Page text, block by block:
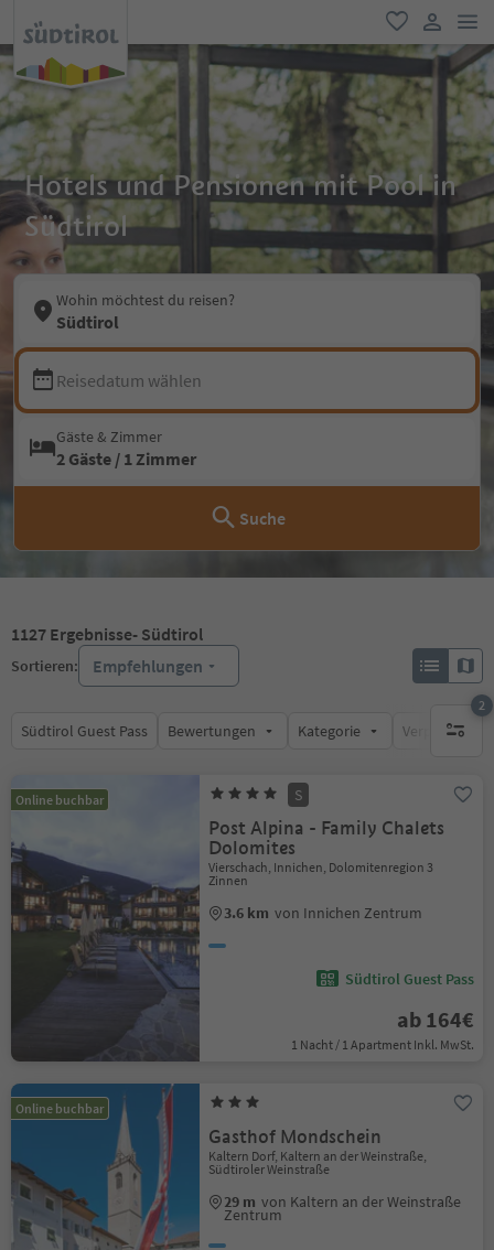
favorit
user link
Hotels und Pensionen mit Pool in
Südtirol
Wohin möchtest du reisen?
Südtirol
Reisedatum wählen
Gäste & Zimmer
2 Gäste / 1 Zimmer
Suche
1127 Ergebnisse- Südtirol
Sortieren: Empfehlungen
Südtirol Guest Pass Bewertungen Kategorie
2
aktive
Online buchbar S
Post Alpina - Family Chalets
Dolomites
Vierschach, Innichen, Dolomitenregion 3
Zinnen
3.6 km von Innichen Zentrum
Südtirol Guest Pass
ab 164€
1 Nacht / 1 Apartment Inkl. MwSt.
Online buchbar
Gasthof Mondschein
Kaltern Dorf, Kaltern an der Weinstraße,
Südtiroler Weinstraße
29 m von Kaltern an der Weinstraße
Zentrum